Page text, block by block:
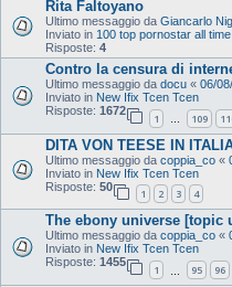
Rita Faltoyano
Ultimo messaggio da Giancarlo
Inviato in 100 top pornostar all time
Risposte: 4
Contro la censura di
Ultimo messaggio da docu « 06/
Inviato in New Ifix Tcen Tcen
Risposte: 1672
1 … 109
DITA VON TEESE IN
Ultimo messaggio da coppia_co «
Inviato in New Ifix Tcen Tcen
Risposte: 50
1 2 3 4
The ebony universe [topic
Ultimo messaggio da coppia_co «
Inviato in New Ifix Tcen Tcen
Risposte: 1455
1 95 96